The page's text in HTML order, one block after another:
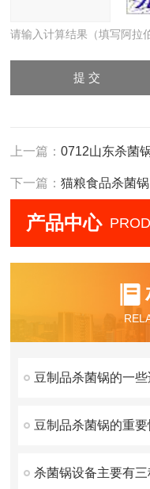
请输入计算结果（填写阿拉
上一篇：0712山东杀菌
下一篇：猫粮食品杀菌锅
产品中心
豆制品杀菌锅的一
豆制品杀菌锅的重
杀菌锅设备主要有